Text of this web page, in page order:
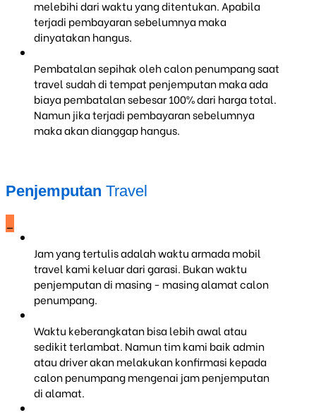
melebihi dari waktu yang ditentukan. Apabila
terjadi pembayaran sebelumnya maka
dinyatakan hangus.
Pembatalan sepihak oleh calon penumpang saat
travel sudah di tempat penjemputan maka ada
biaya pembatalan sebesar 100% dari harga total.
Namun jika terjadi pembayaran sebelumnya
maka akan dianggap hangus.
Penjemputan Travel
_
Jam yang tertulis adalah waktu armada mobil
travel kami keluar dari garasi. Bukan waktu
penjemputan di masing - masing alamat calon
penumpang.
Waktu keberangkatan bisa lebih awal atau
sedikit terlambat. Namun tim kami baik admin
atau driver akan melakukan konfirmasi kepada
calon penumpang mengenai jam penjemputan
di alamat.